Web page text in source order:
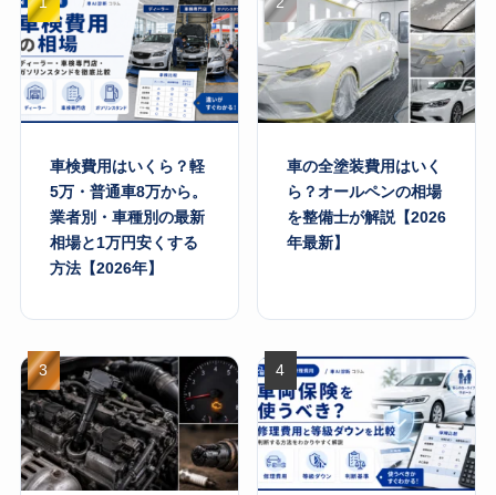
車検費用はいくら？軽
5万・普通車8万から。
業者別・車種別の最新
相場と1万円安くする
方法【2026年】
車の全塗装費用はいく
ら？オールペンの相場
を整備士が解説【2026
年最新】